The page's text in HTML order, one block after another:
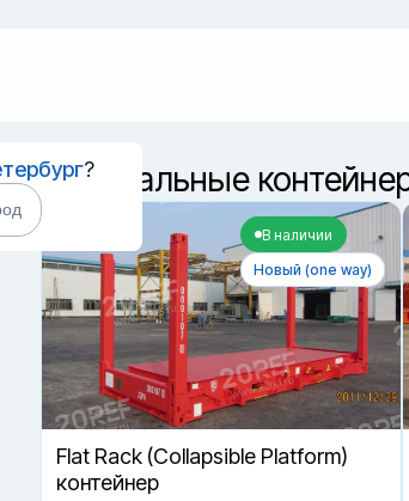
?
Специальные
В наличии
Новый (one way)
Flat Rack (Collapsible Platform)
контейнер